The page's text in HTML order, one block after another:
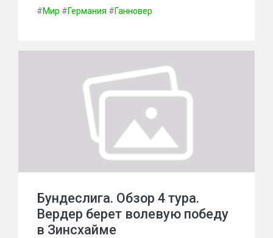
#Мир #Германия #Ганновер
Бундеслига. Обзор 4 тура.
Вердер берет волевую победу
в Зинсхайме